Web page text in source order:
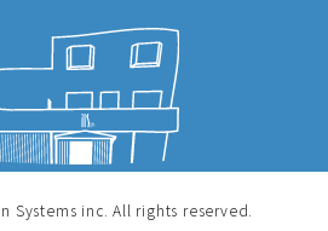
Systems inc. All rights reserved.